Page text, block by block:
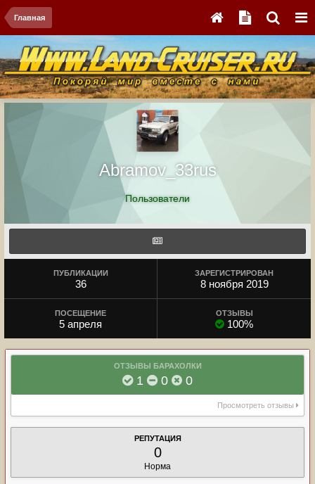
Главная
Abramov_33rus
Пользователи
ПУБЛИКАЦИИ
36
ЗАРЕГИСТРИРОВАН
8 ноября 2019
ПОСЕЩЕНИЕ
5 апреля
ОТЗЫВЫ
100%
ОТЗЫВЫ БАРАХОЛКИ
1 0 0
Просмотреть отзывы
РЕПУТАЦИЯ
0
Норма